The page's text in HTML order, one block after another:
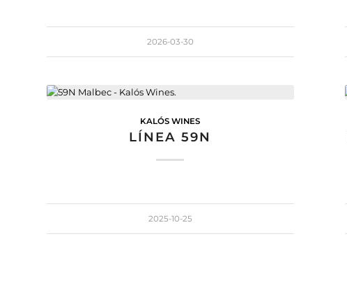
2026-03-30
KALÓS WINES
LÍNEA 59N
2025-10-25